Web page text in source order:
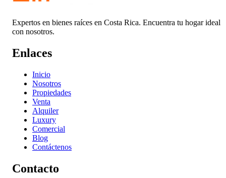
Expertos en bienes raíces en Costa Rica. Encuentra tu hogar ideal
con nosotros.
Enlaces
Inicio
Nosotros
Propiedades
Venta
Alquiler
Luxury
Comercial
Blog
Contáctenos
Contacto